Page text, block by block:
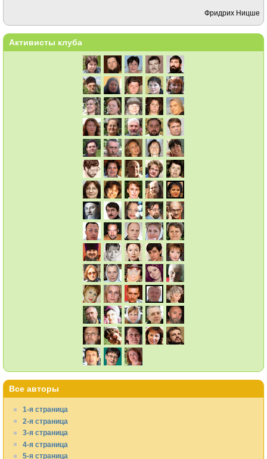
Фридрих Ницше
Активисты клуба
Все авторы
1-я страница
2-я страница
3-я страница
4-я страница
5-я страница